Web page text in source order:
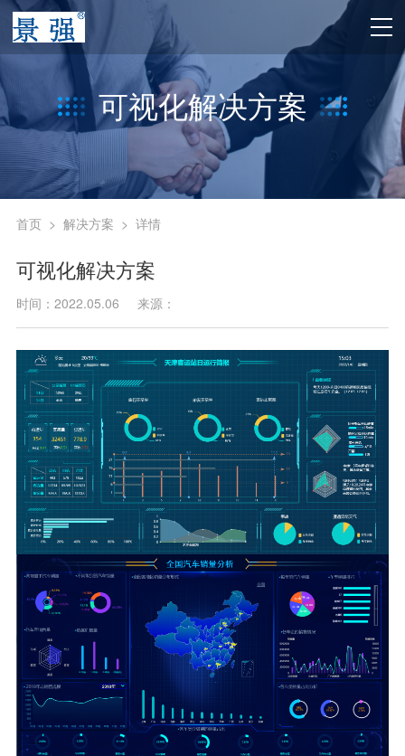
可视化解决方案
首页 > 解决方案 > 详情
可视化解决方案
时间：2022.05.06 来源：